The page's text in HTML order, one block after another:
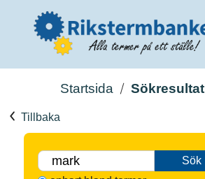
Startsida Sökresultat
Tillbaka
Sök